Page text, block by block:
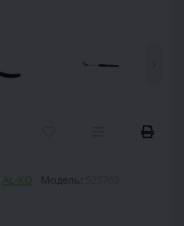
AL-KO Модель: